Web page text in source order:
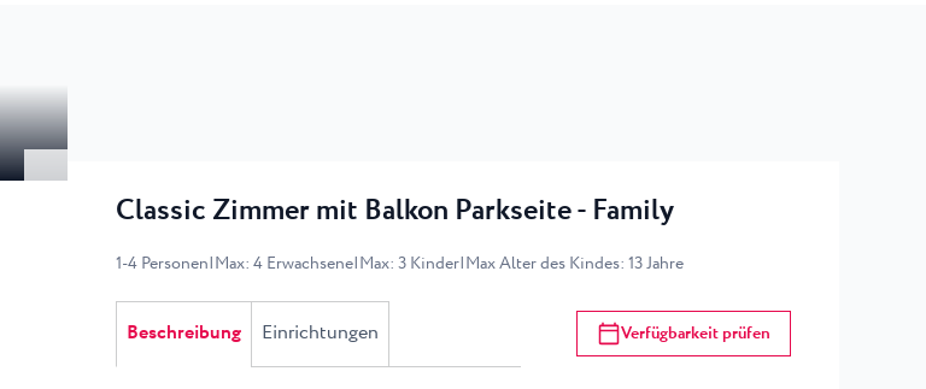
Classic Zimmer mit Balkon Parkseite - Family
1-4 Personen|Max: 4 Erwachsene|Max: 3 Kinder|Max Alter des Kindes: 13Jahre
Beschreibung Einrichtungen Verfügbarkeit prüfen